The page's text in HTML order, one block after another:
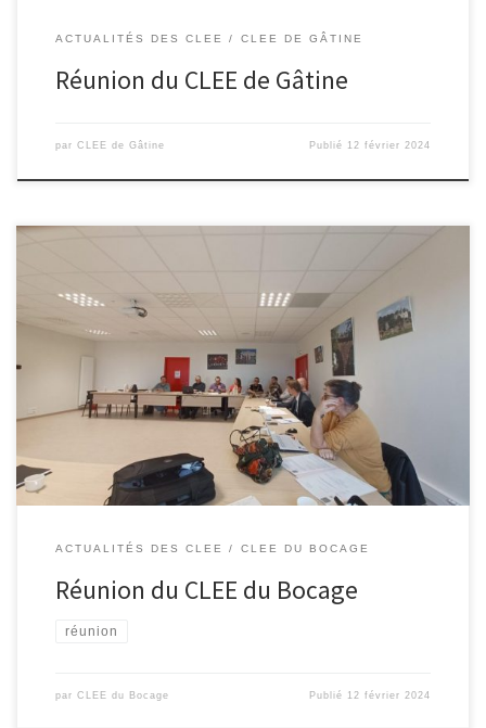
ACTUALITÉS DES CLEE CLEE DE GÂTINE
Réunion du CLEE de Gâtine
par CLEE de Gâtine Publié 12 février 2024
Le vendredi 22 septembre 2023 se tenait la réunion plénière du
CLEE du Bocage dans les locaux de la communauté
d’Agglomération du Bocage Bressuirais. L’ordre du jour était le
suivant : Prochaine réunion le 16 février 2024
ACTUALITÉS DES CLEE CLEE DU BOCAGE
Réunion du CLEE du Bocage
réunion
par CLEE du Bocage Publié 12 février 2024